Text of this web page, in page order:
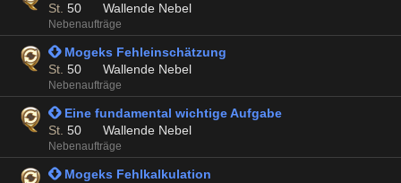
St. 50 Wallende Nebel
Nebenaufträge
 Mogeks Fehleinschätzung
St. 50 Wallende Nebel
Nebenaufträge
 Eine fundamental wichtige Aufgabe
St. 50 Wallende Nebel
Nebenaufträge
 Mogeks Fehlkalkulation